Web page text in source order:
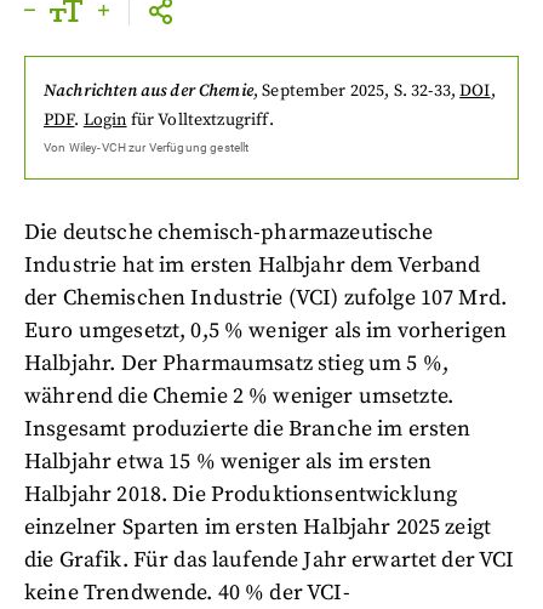
Nachrichten aus der Chemie,September 2025, S. 32-33,DOI,
PDF. Login für Volltextzugriff.
Von Wiley-VCHzur Verfügung gestellt
Die deutsche chemisch-pharmazeutische
Industrie hat im ersten Halbjahr dem Verband
der Chemischen Industrie (VCI) zufolge 107 Mrd.
Euro umgesetzt, 0,5 % weniger als im vorherigen
Halbjahr. Der Pharmaumsatz stieg um 5 %,
während die Chemie 2 % weniger umsetzte.
Insgesamt produzierte die Branche im ersten
Halbjahr etwa 15 % weniger als im ersten
Halbjahr 2018. Die Produktionsentwicklung
einzelner Sparten im ersten Halbjahr 2025 zeigt
die Grafik. Für das laufende Jahr erwartet der VCI
keine Trendwende. 40 % der VCI-